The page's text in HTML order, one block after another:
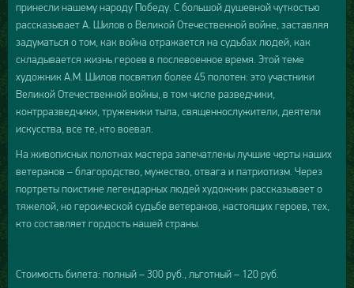
принесли нашему народу Победу. С большой душевной чуткостью
рассказывает А. Шилов о Великой Отечественной войне, заставляя
задуматься о том, как война отражается на судьбах людей, как
складывается жизнь героев в послевоенное время. Этой теме
художник А.М. Шилов посвятил более 45 полотен: это участники
Великой Отечественной войны, в том числе разведчики,
контрразведчики, труженики тыла, священнослужители, деятели
искусства, все те, кто воевал.
На живописных полотнах мастера запечатлены лучшие черты наших
ветеранов – благородство, мужество, отвага и патриотизм. Через
портреты поистине легендарных людей художник рассказывает о
тяжелой, но героической судьбе ветеранов, настоящих героев, тех,
кто составляет гордость нашей страны.
Стоимость билета: полный – 300 руб., льготный – 120 руб.